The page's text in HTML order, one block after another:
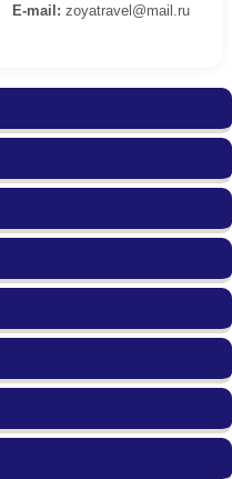
E-mail: zoyatravel@mail.ru